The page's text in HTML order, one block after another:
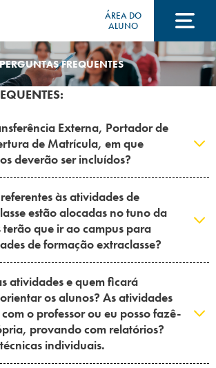
ÁREA DO
ALUNO
E BOLSAS
2574 8888
PERGUNTAS FREQUENTES
Externa, Portador de
de Matrícula, em que
deverão ser incluídos?
às atividades de
estão alocadas no tuno da
que ir ao campus para
de formação extraclasse?
atividades e quem ficará
os alunos? As atividades
o professor ou eu posso fazê-
provando com relatórios?
individuais.